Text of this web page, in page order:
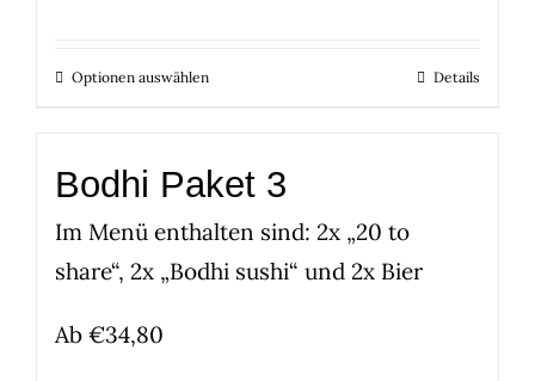
Optionen auswählen Details
Bodhi Paket 3
Im Menü enthalten sind: 2x „20 to
share“, 2x „Bodhi sushi“ und 2x Bier
Ab €34,80